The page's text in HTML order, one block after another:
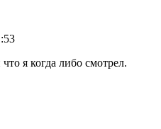
я когда либо смотрел.